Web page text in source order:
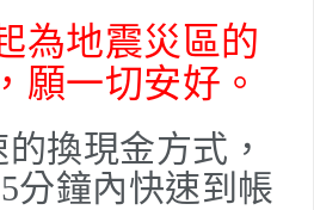
為地震災區的
願一切安好。
換現金方式，
分鐘內快速到帳